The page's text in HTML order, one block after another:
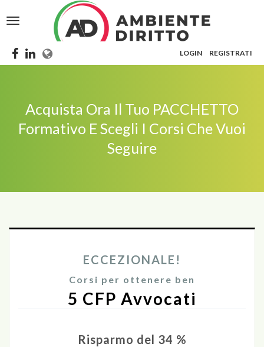
Toggle
LOGIN REGISTRATI
Acquista Ora Il Tuo PACCHETTO
Formativo E Scegli I Corsi Che Vuoi
Seguire
ECCEZIONALE!
Corsi per ottenere ben
5 CFP Avvocati
Risparmo del 34 %